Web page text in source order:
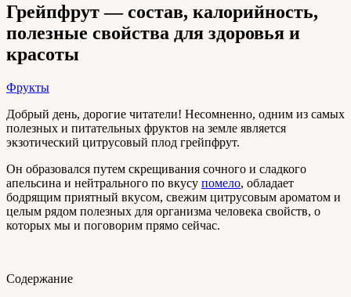
Грейпфрут — состав, калорийность,
полезные свойства для здоровья и
красоты
Фрукты
Добрый день, дорогие читатели! Несомненно, одним из самых
полезных и питательных фруктов на земле является
экзотический цитрусовый плод грейпфрут.
Он образовался путем скрещивания сочного и сладкого
апельсина и нейтрального по вкусу помело, обладает
бодрящим приятный вкусом, свежим цитрусовым ароматом и
целым рядом полезных для организма человека свойств, о
которых мы и поговорим прямо сейчас.
Содержание